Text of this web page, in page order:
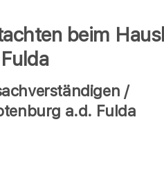
beim
/
a.d. Fulda